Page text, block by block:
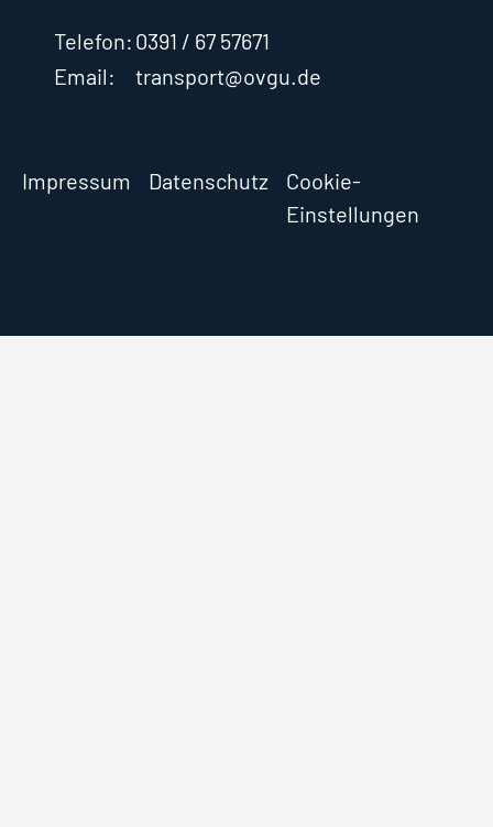
Telefon: 0391 / 67 57671
Email:
transport@ovgu.de
Impressum Datenschutz
Cookie-
Einstellungen